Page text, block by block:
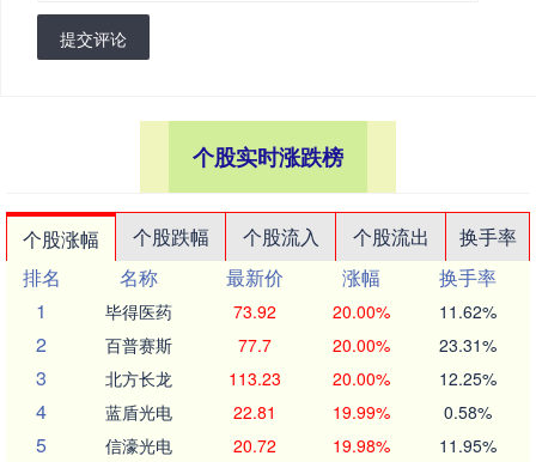
提交评论
个股实时涨跌榜
个股涨幅 个股跌幅 个股流入 个股流出
换手率
排名
名称 最新价 涨幅
换手率
1
毕得医药 73.92 20.00% 11.62%
2 百普赛斯 77.7 20.00% 23.31%
3 北方长龙 113.23 20.00% 12.25%
4 蓝盾光电 22.81 19.99% 0.58%
5 信濠光电 20.72 19.98% 11.95%